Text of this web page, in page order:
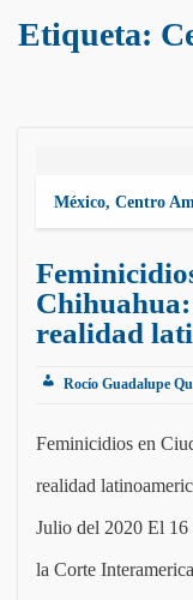
Etiqueta:
México, Centro
realidad
Rocío Guadalupe
Feminicidios en
realidad
Julio del 2020 El 16
la Corte